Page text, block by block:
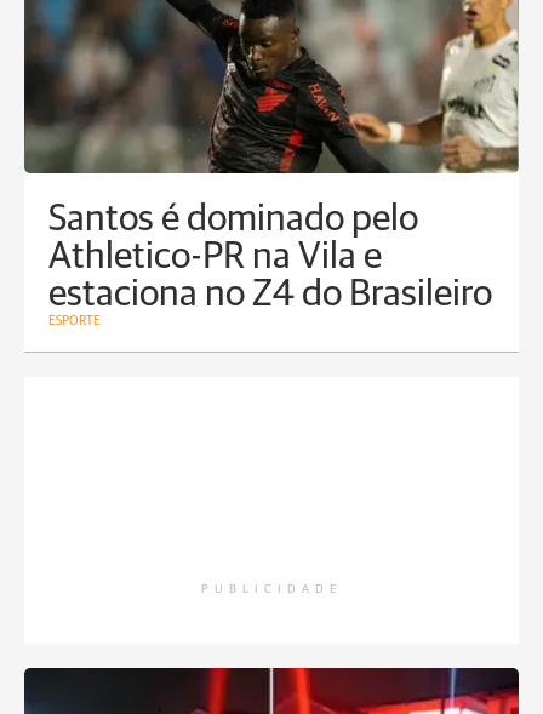
Santos é dominado pelo
Athletico-PR na Vila e
estaciona no Z4 do Brasileiro
ESPORTE
PUBLICIDADE